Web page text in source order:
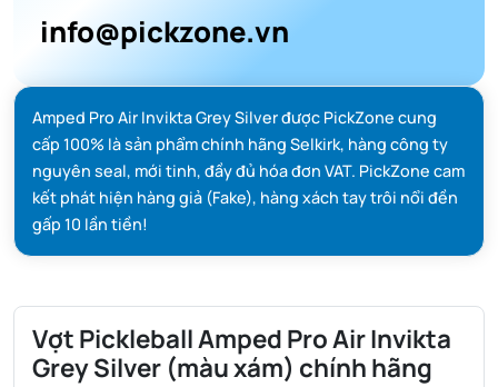
info@pickzone.vn
Amped Pro Air Invikta Grey Silver được PickZone cung
cấp 100% là sản phẩm chính hãng Selkirk, hàng công ty
nguyên seal, mới tinh, đầy đủ hóa đơn VAT. PickZone cam
kết phát hiện hàng giả (Fake), hàng xách tay trôi nổi đền
gấp 10 lần tiền!
Vợt Pickleball Amped Pro Air Invikta
Grey Silver (màu xám) chính hãng